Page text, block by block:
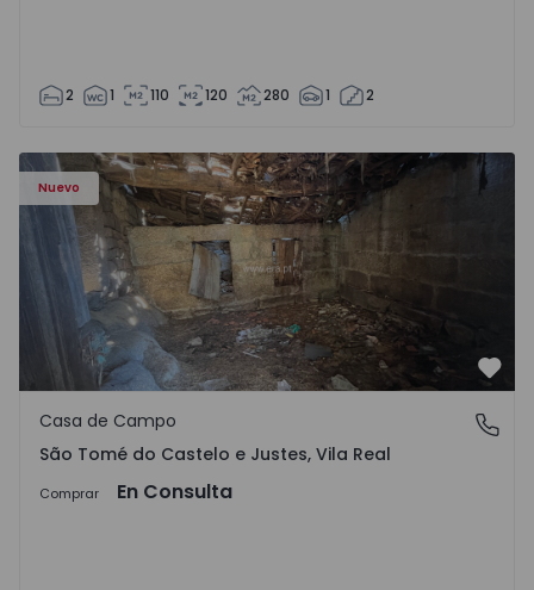
2 1 110 120 280 1 2
Nuevo
Casa Vila Real, São Tomé do Castelo e Justes - 1575189 - 1
São Tomé do Castelo e Justes, Vila Real
Casa de Campo
São Tomé do Castelo e Justes, Vila Real
Comprar En Consulta